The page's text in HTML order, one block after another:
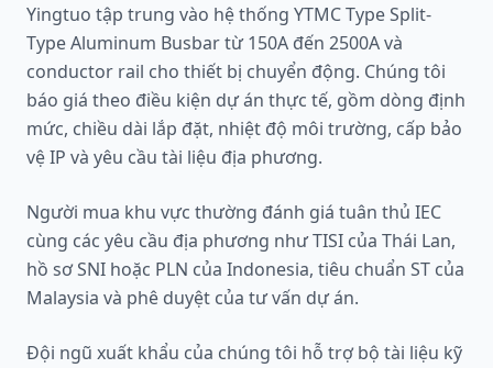
Yingtuo tập trung vào hệ thống YTMC Type Split-
Type Aluminum Busbar từ 150A đến 2500A và
conductor rail cho thiết bị chuyển động. Chúng tôi
báo giá theo điều kiện dự án thực tế, gồm dòng định
mức, chiều dài lắp đặt, nhiệt độ môi trường, cấp bảo
vệ IP và yêu cầu tài liệu địa phương.
Người mua khu vực thường đánh giá tuân thủ IEC
cùng các yêu cầu địa phương như TISI của Thái Lan,
hồ sơ SNI hoặc PLN của Indonesia, tiêu chuẩn ST của
Malaysia và phê duyệt của tư vấn dự án.
Đội ngũ xuất khẩu của chúng tôi hỗ trợ bộ tài liệu kỹ